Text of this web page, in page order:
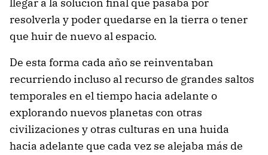
resolverla y poder quedarse en la tierra o tener
que huir de nuevo al espacio.
De esta forma cada año se reinventaban
recurriendo incluso al recurso de grandes saltos
temporales en el tiempo hacia adelante o
explorando nuevos planetas con otras
civilizaciones y otras culturas en una huida
hacia adelante que cada vez se alejaba más de